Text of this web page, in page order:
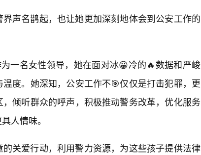
声名鹊起，也让她更加深刻地体会到公安工作的
一名女性领导，她在面对冰😀冷的🔥数据和严峻
度。她深知，公安工作不🎯仅仅是打击犯罪，更
倾听群众的呼声，积极推动警务改革，优化服务
人情味。
关爱行动，利用警力资源，为这些孩子提供法律